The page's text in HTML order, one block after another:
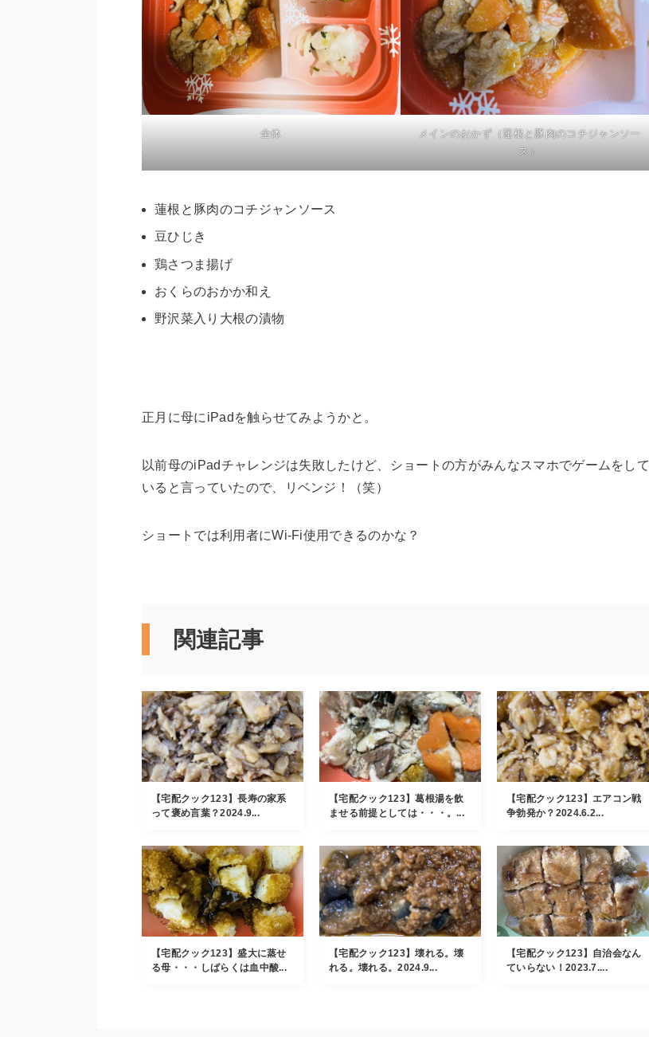
全体
メインのおかず（蓮根と豚肉のコチジャンソー
ス）
蓮根と豚肉のコチジャンソース
豆ひじき
鶏さつま揚げ
おくらのおかか和え
野沢菜入り大根の漬物
正月に母にiPadを触らせてみようかと。
以前母のiPadチャレンジは失敗したけど、ショートの方がみんなスマホでゲームをして
いると言っていたので、リベンジ！（笑）
ショートでは利用者にWi-Fi使用できるのかな？
関連記事
【宅配クック123】長寿の家系
って褒め言葉？2024.9...
【宅配クック123】葛根湯を飲
ませる前提としては・・・。...
【宅配クック123】エアコン戦
争勃発か？2024.6.2...
【宅配クック123】盛大に蒸せ
る母・・・しばらくは血中酸...
【宅配クック123】壊れる。壊
れる。壊れる。2024.9...
【宅配クック123】自治会なん
ていらない！2023.7....